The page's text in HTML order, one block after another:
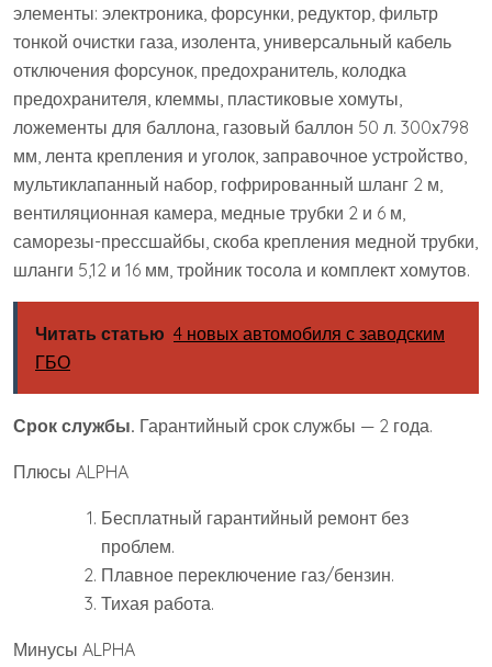
элементы: электроника, форсунки, редуктор, фильтр
тонкой очистки газа, изолента, универсальный кабель
отключения форсунок, предохранитель, колодка
предохранителя, клеммы, пластиковые хомуты,
ложементы для баллона, газовый баллон 50 л. 300х798
мм, лента крепления и уголок, заправочное устройство,
мультиклапанный набор, гофрированный шланг 2 м,
вентиляционная камера, медные трубки 2 и 6 м,
саморезы-прессшайбы, скоба крепления медной трубки,
шланги 5,12 и 16 мм, тройник тосола и комплект хомутов.
Читать статью 4 новых автомобиля с заводским
ГБО
Срок службы. Гарантийный срок службы — 2 года.
Плюсы ALPHA
Бесплатный гарантийный ремонт без
проблем.
Плавное переключение газ/бензин.
Тихая работа.
Минусы ALPHA